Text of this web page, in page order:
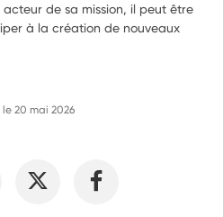
de sa mission, il peut être
à la création de nouveaux
le20 mai 2026